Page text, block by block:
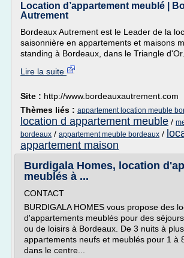
Location d’appartement meublé |
Autrement
Bordeaux Autrement est le Leader de la
saisonnière en appartements et maisons
standing à Bordeaux, dans le Triangle d'Or...
Lire la suite
Site : http://www.bordeauxautrement.com
Thèmes liés : appartement location meuble
location d appartement meuble /
bordeaux / appartement meuble bordeaux /
appartement maison
Burdigala Homes, location
meublés à ...
CONTACT
BURDIGALA HOMES vous propose des
d'appartements meublés pour des
ou de loisirs à Bordeaux. De 3 nuits à
appartements neufs et meublés pour 1 à
dans le centre...